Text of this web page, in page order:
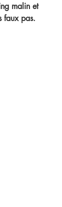
malin et
faux pas.